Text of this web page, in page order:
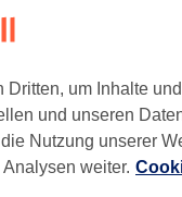
um Inhalte
und unseren
Nutzung unserer
weiter.